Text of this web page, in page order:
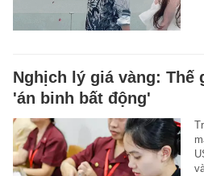
Nghịch lý giá vàng: Thế
'án binh bất động'